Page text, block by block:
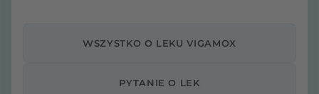
WSZYSTKO O LEKU VIGAMOX
PYTANIE O LEK